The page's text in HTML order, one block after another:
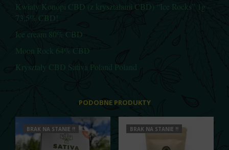
Kwiaty Konopi CBD (z kryształami CBD) “Ice Rocks” 1g –
73,5% CBD!
Ice cream 80% CBD
Moon Rock 64% CBD
Kryształy CBD Sativa Poland Poland
PODOBNE PRODUKTY
BRAK NA STANIE !! BRAK NA STANIE !!